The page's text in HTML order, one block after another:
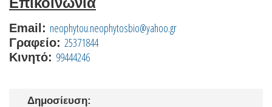
Email: neophytou.neophytosbio@yahoo.gr
Γραφείο: 25371844
Κινητό: 99444246
Δημοσίευση: